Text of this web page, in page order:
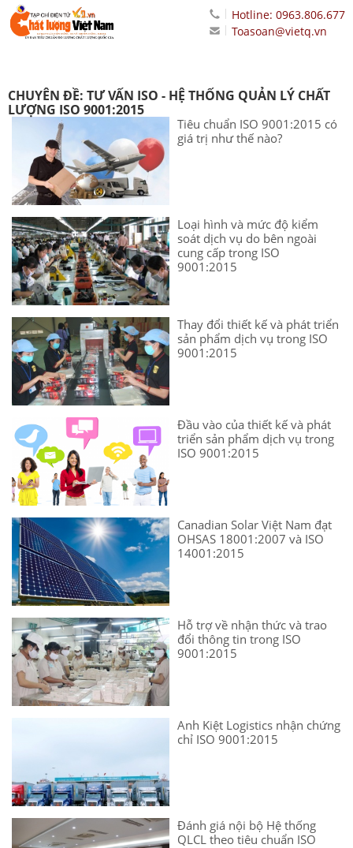
Hotline: 0963.806.677
Toasoan@vietq.vn
CHUYÊN ĐỀ: TƯ VẤN ISO - HỆ THỐNG QUẢN LÝ CHẤT
LƯỢNG ISO 9001:2015
Tiêu chuẩn ISO 9001:2015 có
giá trị như thế nào?
Loại hình và mức độ kiểm
soát dịch vụ do bên ngoài
cung cấp trong ISO
9001:2015
Thay đổi thiết kế và phát triển
sản phẩm dịch vụ trong ISO
9001:2015
Đầu vào của thiết kế và phát
triển sản phẩm dịch vụ trong
ISO 9001:2015
Canadian Solar Việt Nam đạt
OHSAS 18001:2007 và ISO
14001:2015
Hỗ trợ về nhận thức và trao
đổi thông tin trong ISO
9001:2015
Anh Kiệt Logistics nhận chứng
chỉ ISO 9001:2015
Đánh giá nội bộ Hệ thống
QLCL theo tiêu chuẩn ISO